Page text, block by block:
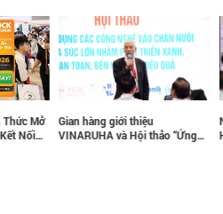
Mở
Nối
Gian hàng giới thiệu
VINARUHA và Hội thảo “Ứng